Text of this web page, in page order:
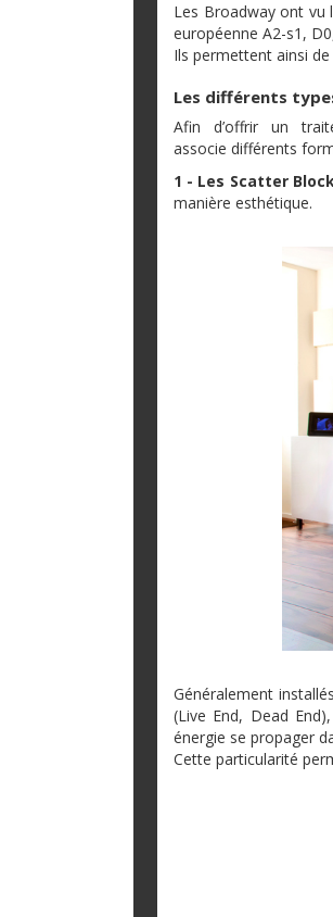
Les Broadway ont
européenne A2-s1,
Ils permettent ainsi
Les différents
Afin d’offrir un
associe différents
1 - Les Scatter
manière esthétique.
Généralement
(Live End, Dead
énergie se propager
Cette particularité